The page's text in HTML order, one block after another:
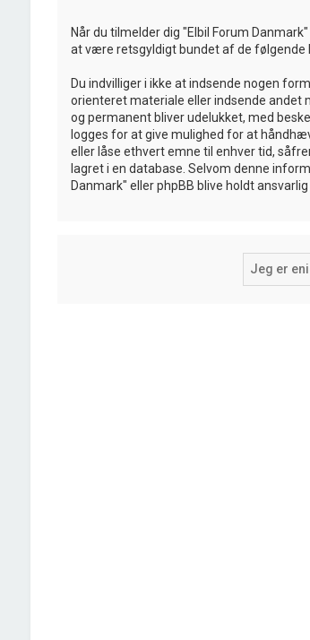
Når du tilmelder dig "Elbil Forum
at være retsgyldigt bundet af de følgende
Du indvilliger i ikke at indsende nogen
orienteret materiale eller indsende andet
og permanent bliver udelukket, med
logges for at give mulighed for at
eller låse ethvert emne til enhver tid,
lagret i en database. Selvom denne
Danmark" eller phpBB blive holdt